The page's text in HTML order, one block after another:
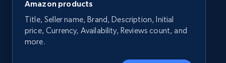
Amazon products
Title, Seller name, Brand, Description, Initial
price, Currency, Availability, Reviews count, and
more.